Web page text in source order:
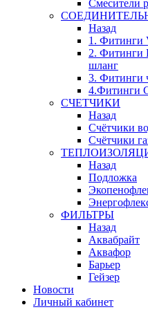
Смесители
Назад
1. Фитинги
2. Фитинги
шланг
3. Фитинги
4.Фитинги
СЧЕТЧИКИ
Назад
Счётчики
Счётчики
Назад
Подложка
ФИЛЬТРЫ
Назад
Аквабрайт
Аквафор
Барьер
Гейзер
Новости
Личный кабинет